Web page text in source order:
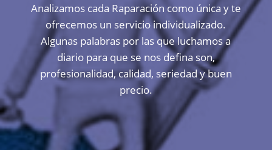
Analizamos cada Raparación como única y te
ofrecemos un servicio individualizado.
Algunas palabras por las que luchamos a
diario para que se nos defina son,
profesionalidad, calidad, seriedad y buen
precio.